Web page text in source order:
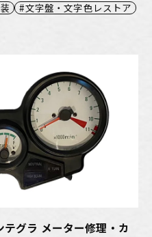
文字盤・文字色レストア
グラ メーター修理・カ